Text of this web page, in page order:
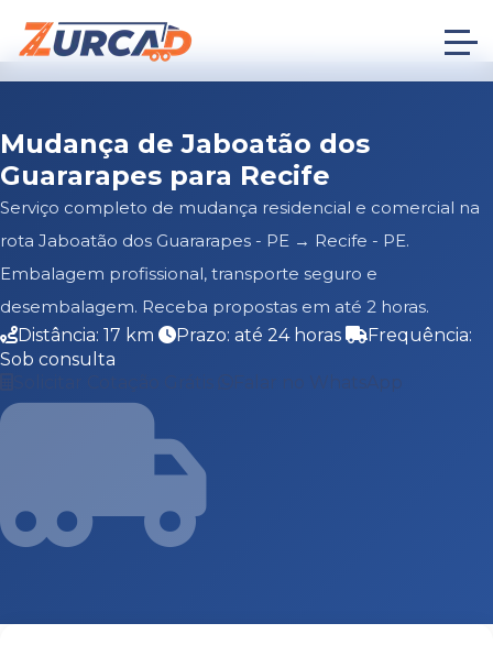
Mudança de Jaboatão dos
Guararapes para Recife
Serviço completo de mudança residencial e comercial na
rota Jaboatão dos Guararapes - PE → Recife - PE.
Embalagem profissional, transporte seguro e
desembalagem. Receba propostas em até 2 horas.
Distância: 17 km
Prazo: até 24 horas
Frequência:
Sob consulta
Falar no WhatsApp